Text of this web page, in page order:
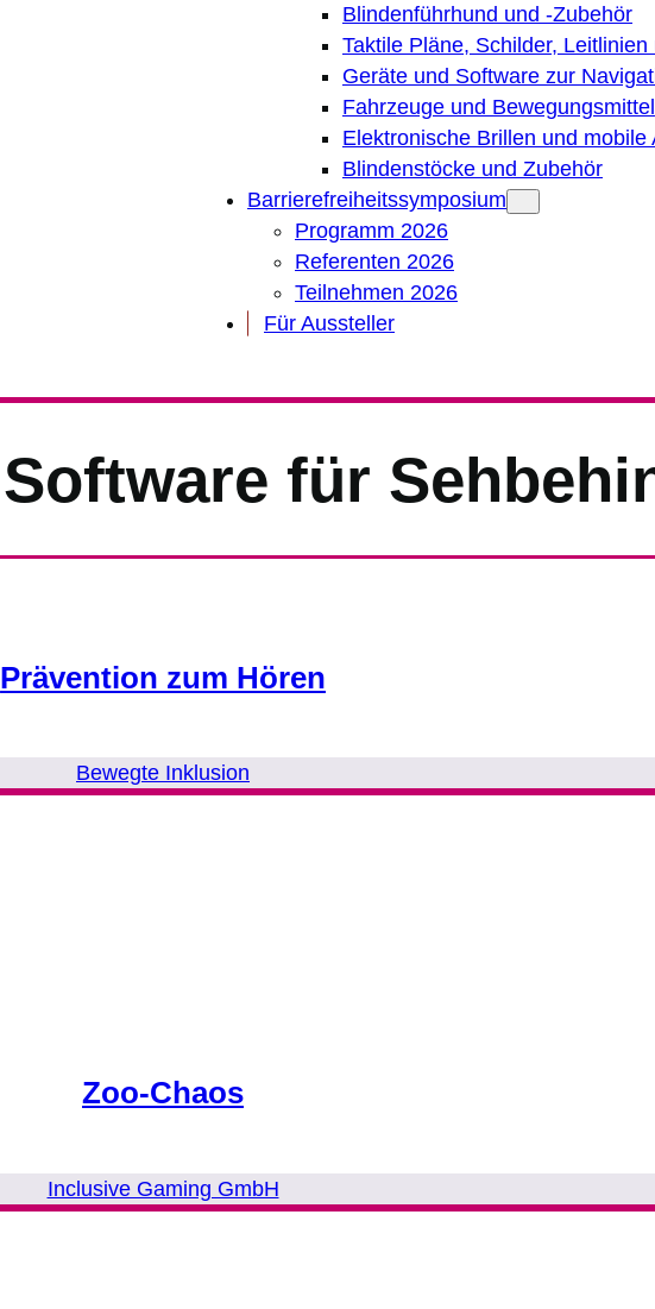
Blindenführhund und -Zubehör
Taktile Pläne, Schilder,
Geräte und Software zur
Fahrzeuge und Bewegungsmittel
Elektronische Brillen und mobile
Blindenstöcke und Zubehör
Barrierefreiheitssymposium
Programm 2026
Referenten 2026
Teilnehmen 2026
Für Aussteller
Software für
Prävention zum Hören
Bewegte Inklusion
Zoo-Chaos
Inclusive Gaming GmbH